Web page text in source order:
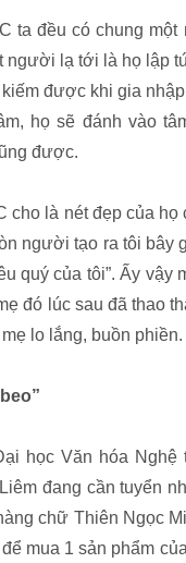
đều có chung một
người lạ tới là họ lập
được khi gia
họ sẽ đánh vào
được.
cho là nét đẹp của
người tạo ra tôi bây
quý của tôi”. Ấy vậy
đó lúc sau đã thao
lo lắng, buồn
học Văn hóa Nghệ
đang cần tuyển
chữ Thiên Ngọc
mua 1 sản phẩm